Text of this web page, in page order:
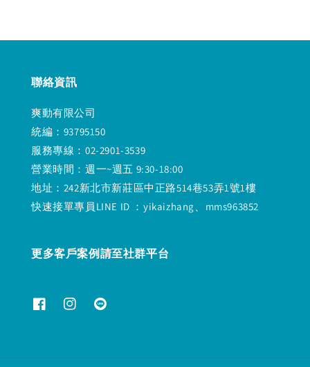
聯絡資訊
爽動有限公司
統編：93795150
服務專線：02-2901-3539
營業時間：週一~週五 9:30-18:00
地址：242新北市新莊區中正路514巷53弄1號1樓
快速接單專員LINE ID ：yikaizhang、mms963852
更多客戶案例請至社群平台